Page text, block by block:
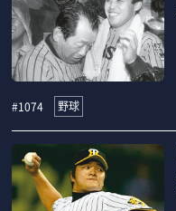
#1074 野球